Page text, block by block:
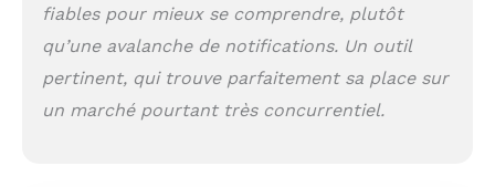
plus complète de
votre santé avec une
batterie jusqu'à 5
jours Comprenez
fiables pour mieux se comprendre, plutôt
qu’une avalanche de notifications. Un outil
pertinent, qui trouve parfaitement sa place sur
un marché pourtant très concurrentiel.